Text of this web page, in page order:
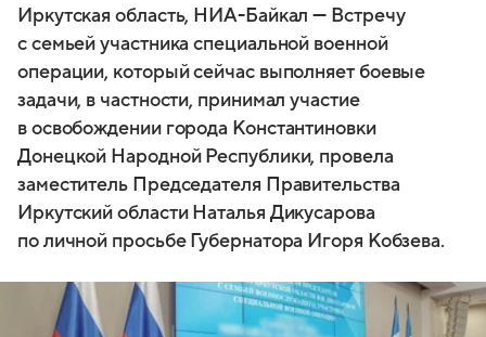
Иркутская область, НИА-Байкал — Встречу
с семьей участника специальной военной
операции, который сейчас выполняет боевые
задачи, в частности, принимал участие
в освобождении города Константиновки
Донецкой Народной Республики, провела
заместитель Председателя Правительства
Иркутский области Наталья Дикусарова
по личной просьбе Губернатора Игоря Кобзева.